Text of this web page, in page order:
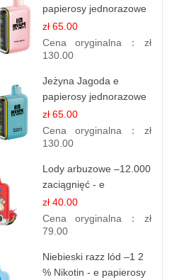
papierosy jednorazowe
- 25 000 Puffs
zł 65.00
Cena oryginalna： zł
130.00
Jeżyna Jagoda e
papierosy jednorazowe
- 25 000 Puffs
zł 65.00
Cena oryginalna： zł
130.00
Lody arbuzowe –12.000
zaciągnięć - e
papierosy jednorazowe
zł 40.00
Cena oryginalna： zł
79.00
Niebieski razz lód –1 2
% Nikotin - e papierosy